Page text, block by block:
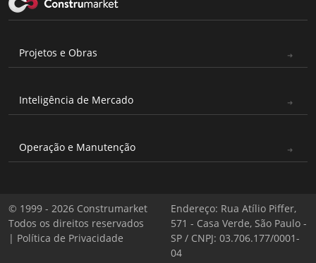
Projetos e Obras
Inteligência de Mercado
Operação e Manutenção
© 1999 - 2026 Construmarket
Todos os direitos reservados
| Política de Privacidade
Endereço: Rua Atílio Piffer,
571 - Casa Verde, São Paulo -
SP / CNPJ: 03.706.177/0001-
04